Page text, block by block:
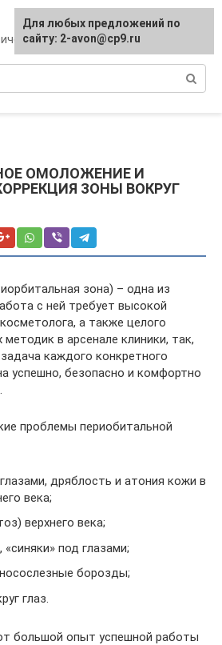
хирургия, уход
ОМОЛОЖЕНИЕ И
ЗОНЫ ВОКРУГ
зона) – одна из
с ней требует высокой
а также целого
в арсенале клиники, так,
каждого конкретного
успешно, безопасно и комфортно
проблемы периобитальной
дряблость и атония кожи в
века;
верхнего века;
«синяки» под глазами;
борозды;
глаз.
большой опыт успешной работы
Для любых предложений по
сайту: 2-avon@cp9.ru